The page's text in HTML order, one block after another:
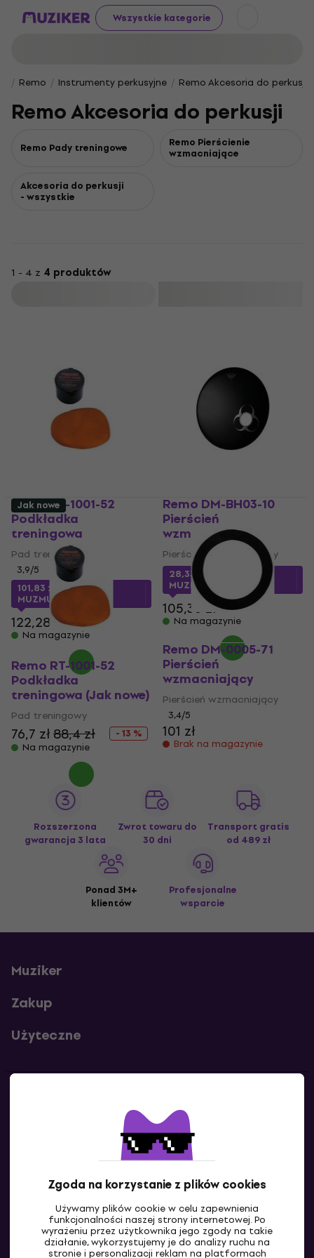
Wszystkie kategorie
Zgoda na korzystanie z plików cookies
Używamy plików cookie w celu zapewnienia
funkcjonalności naszej strony internetowej. Po
wyrażeniu przez użytkownika jego zgody na takie
działanie, wykorzystujemy je do analizy ruchu na
stronie i personalizacji reklam na platformach
Remo Instrumenty perkusyjne Remo Akcesoria do perkusji
Remo Akcesoria do perkusji
Remo Pady treningowe Remo Pierścienie
wzmacniające
Akcesoria do perkusji
- wszystkie
1 - 4 z 4 produktów
Remo RT-1001-52
Podkładka
treningowa
Pad treningowy
3,9/5
101,83 zł
z kodem
MUZMUZ-15
122,28 zł
Na magazynie
Remo DM-BH03-10
Pierścień
wzmacniający
Pierścień wzmacniający
28,33 zł
MUZMUZ-70
105,36 zł
Na magazynie
Jak nowe
Remo RT-1001-52
Podkładka
treningowa (Jak nowe)
Pad treningowy
76,7 zł88,4 zł
- 13 %
Na magazynie
Remo DM-0005-71
Pierścień
wzmacniający
Pierścień wzmacniający
3,4/5
101 zł
Brak na magazynie
Rozszerzona
gwarancja 3 lata
Zwrot towaru do
30 dni
Transport gratis
od 489 zł
Ponad 3M+
klientów
Profesjonalne
wsparcie
Muziker
Zakup
Użyteczne
Skontaktuj się z nami